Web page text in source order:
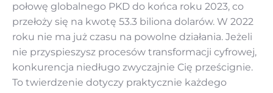
połowę globalnego PKD do końca roku 2023, co
przełoży się na kwotę 53.3 biliona dolarów. W 2022
roku nie ma już czasu na powolne działania. Jeżeli
nie przyspieszysz procesów transformacji cyfrowej,
konkurencja niedługo zwyczajnie Cię prześcignie.
To twierdzenie dotyczy praktycznie każdego